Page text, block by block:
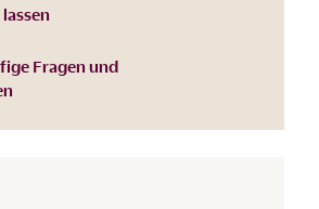
Fragen und